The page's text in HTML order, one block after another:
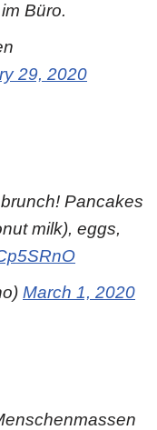
Büro.
29, 2020
Pancakes
milk), eggs,
March 1, 2020